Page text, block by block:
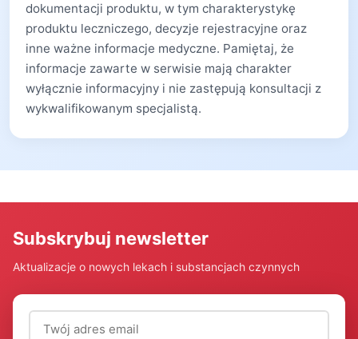
dokumentacji produktu, w tym charakterystykę
produktu leczniczego, decyzje rejestracyjne oraz
inne ważne informacje medyczne. Pamiętaj, że
informacje zawarte w serwisie mają charakter
wyłącznie informacyjny i nie zastępują konsultacji z
wykwalifikowanym specjalistą.
Subskrybuj newsletter
Aktualizacje o nowych lekach i substancjach czynnych
Adres email (wymagany)